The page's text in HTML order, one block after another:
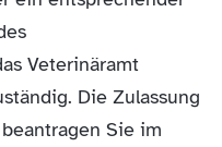
Veterinäramt
Die Zulassung
Sie im